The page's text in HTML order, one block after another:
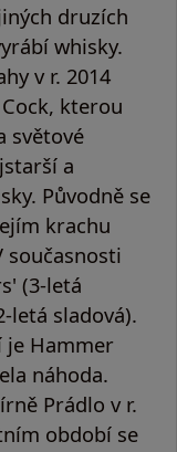
druzích
whisky.
v r. 2014
kterou
světové
a
Původně se
krachu
současnosti
(3-letá
letá sladová).
je Hammer
náhoda.
Prádlo v r.
období se